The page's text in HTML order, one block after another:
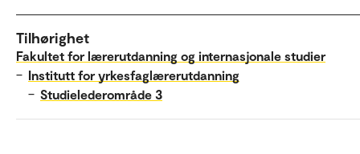
Tilhørighet
Fakultet for lærerutdanning og internasjonale studier
– Institutt for yrkesfaglærerutdanning
– Studielederområde 3